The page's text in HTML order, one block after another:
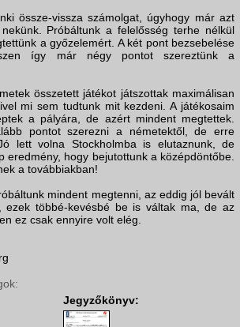
össze-vissza számolgat, úgyhogy már azt
Próbáltunk a felelősség terhe nélkül
a győzelemért. A két pont bezsebelése
így már négy pontot szereztünk a
összetett játékot játszottak maximálisan
mi sem tudtunk mit kezdeni. A játékosaim
a pályára, de azért mindent megtettek.
pontot szerezni a németektől, de erre
lett volna Stockholmba is elutaznunk, de
eredmény, hogy bejutottunk a középdöntőbe.
a továbbiakban!
mindent megtenni, az eddig jól bevált
ezek többé-kevésbé be is váltak ma, de az
ez csak ennyire volt elég.
Jegyzőkönyv: